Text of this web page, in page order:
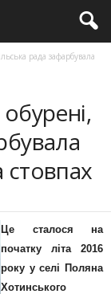
рада зафарбувала
Це сталося на
початку літа 2016
року у селі Поляна
Хотинського